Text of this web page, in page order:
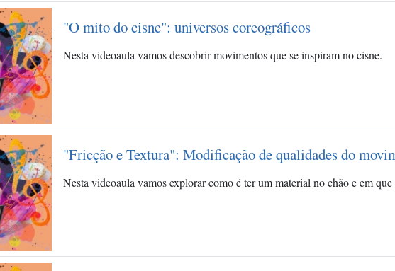
"O mito do cisne": universos coreográficos
Nesta videoaula vamos descobrir movimentos que se inspiram no cisne.
"Fricção e Textura": Modificação de qualidades do
Nesta videoaula vamos explorar como é ter um material no chão e em